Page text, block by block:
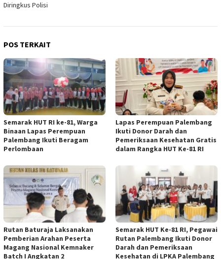
Diringkus Polisi
POS TERKAIT
Semarak HUT RI ke-81, Warga
Binaan Lapas Perempuan
Palembang Ikuti Beragam
Perlombaan
Lapas Perempuan Palembang
Ikuti Donor Darah dan
Pemeriksaan Kesehatan Gratis
dalam Rangka HUT Ke-81 RI
Rutan Baturaja Laksanakan
Pemberian Arahan Peserta
Magang Nasional Kemnaker
Batch I Angkatan 2
Semarak HUT Ke-81 RI, Pegawai
Rutan Palembang Ikuti Donor
Darah dan Pemeriksaan
Kesehatan di LPKA Palembang